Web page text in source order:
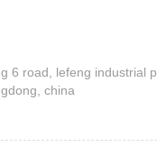
6 road, lefeng industrial
china